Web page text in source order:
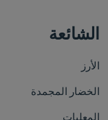
الشائعة
الأرز
الخضار المجمدة
المعلبات